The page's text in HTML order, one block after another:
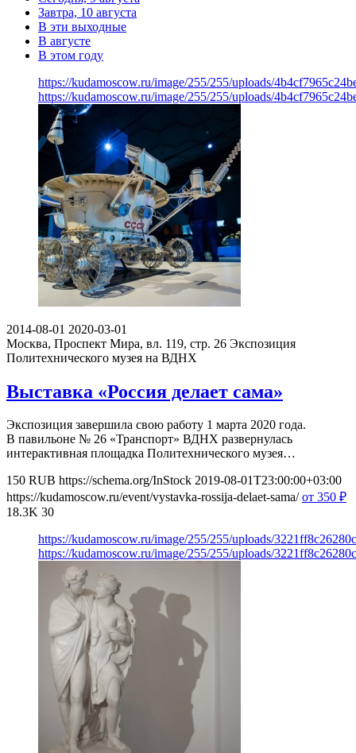
Завтра, 10 августа
В эти выходные
В августе
В этом году
https://kudamoscow.ru/image/255/255/uploads/
https://kudamoscow.ru/image/255/255/uploads/
2014-08-01 2020-03-01
Москва, Проспект Мира, вл. 119, стр. 26 Экспозиция
Политехнического музея на ВДНХ
Выставка «Россия делает сама»
Экспозиция завершила свою работу 1 марта 2020 года.
В павильоне № 26 «Транспорт» ВДНХ развернулась
интерактивная площадка Политехнического музея…
150 RUB https://schema.org/InStock 2019-08-01T23:00:00+03:00
https://kudamoscow.ru/event/vystavka-rossija-delaet-sama/ от 350 ₽
18.3K 30
https://kudamoscow.ru/image/255/255/uploads/
https://kudamoscow.ru/image/255/255/uploads/